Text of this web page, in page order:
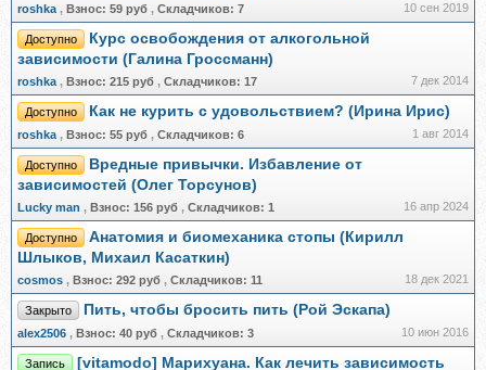
roshka , Взнос: 59 руб , Складчиков: 7 10 сен 2019
Доступно
Курс освобождения от алкогольной
зависимости (Галина Гроссманн)
roshka , Взнос: 215 руб , Складчиков: 17 7 дек 2014
Доступно Как не курить с удовольствием? (Ирина Ирис)
roshka , Взнос: 55 руб , Складчиков: 6 1 авг 2014
Доступно
Вредные привычки. Избавление от
зависимостей (Олег Торсунов)
Lucky man , Взнос: 156 руб , Складчиков: 1 16 апр 2024
Доступно
Анатомия и биомеханика стопы (Кирилл
Шлыков, Михаил Касаткин)
cosmos , Взнос: 292 руб , Складчиков: 11 18 дек 2021
Закрыто Пить, чтобы бросить пить (Рой Эскапа)
alex2506 , Взнос: 40 руб , Складчиков: 3 10 июн 2016
Запись [vitamodo] Марихуана. Как лечить зависимость